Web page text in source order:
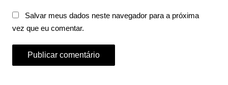
Salvar meus dados neste navegador para a próxima
vez que eu comentar.